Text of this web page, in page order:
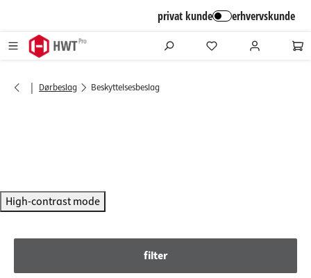
privat kunde erhvervskunde
| Dørbeslag Beskyttelsesbeslag
High-contrast mode
filter